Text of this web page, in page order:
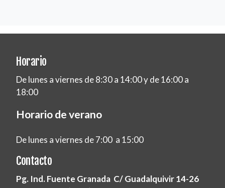
Horario
De lunes a viernes de 8:30 a 14:00 y de 16:00 a
18:00
Horario de verano
De lunes a viernes de 7:00 a 15:00
Contacto
Pg. Ind. Fuente Granada C/ Guadalquivir 14-26